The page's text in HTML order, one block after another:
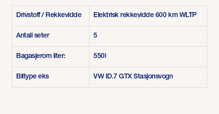
Drivstoff / Rekkevidde Elektrisk rekkevidde 600 km WLTP
Antall seter 5
Bagasjerom liter: 550l
Biltype eks VW ID.7 GTX Stasjonsvogn